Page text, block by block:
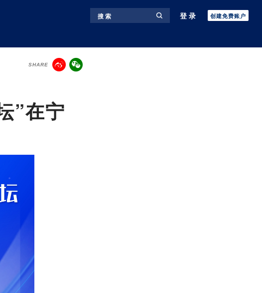
搜 索 登录 创建免费账户
SHARE
”在宁